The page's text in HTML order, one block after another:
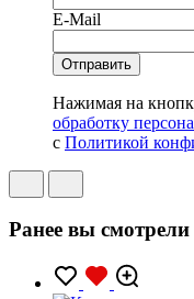
E-Mail
Нажимая на
обработку
с Политикой
Ранее вы смотрели